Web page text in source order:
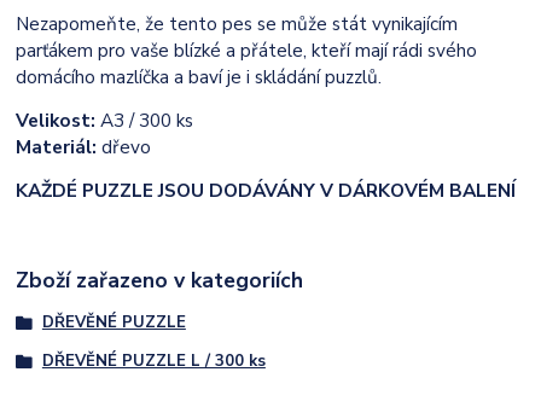
Nezapomeňte, že tento pes se může stát vynikajícím
parťákem pro vaše blízké a přátele, kteří mají rádi svého
domácího mazlíčka a baví je i skládání puzzlů.
Velikost:A3 / 300 ks
Materiál: dřevo
KAŽDÉ PUZZLE JSOU DODÁVÁNY V DÁRKOVÉM BALENÍ
Zboží zařazeno v kategoriích
DŘEVĚNÉ PUZZLE
DŘEVĚNÉ PUZZLE L / 300 ks